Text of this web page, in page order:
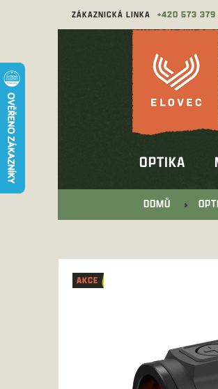
ZÁKAZNICKÁ LINKA 573 379
OPTIKA
DOMŮ
AKCE
AKCE